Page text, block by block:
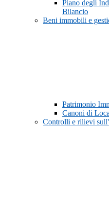
Piano degli
Bilancio
Beni immobili e
Patrimonio
Canoni di
Controlli e rilievi